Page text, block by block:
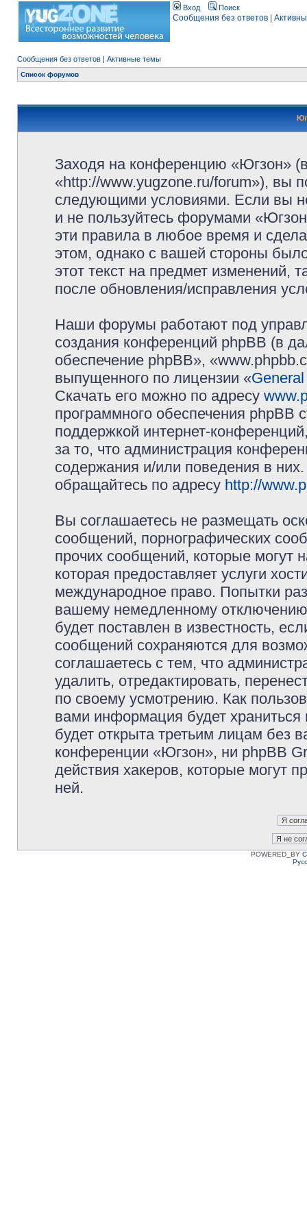
Вход Поиск
Сообщения без ответов
Сообщения без ответов | Активные темы
Список форумов
Заходя на конференцию «Югзон»
«http://www.yugzone.ru/forum»), вы
следующими условиями. Если вы
и не пользуйтесь форумами
эти правила в любое время и
этом, однако с вашей стороны
этот текст на предмет изменений,
после обновления/исправления
Наши форумы работают под
создания конференций phpBB (в
обеспечение phpBB»,
выпущенного по лицензии «
Скачать его можно по адресу
программного обеспечения phpBB
поддержкой интернет-
за то, что администрация
содержания и/или поведения в
обращайтесь по адресу http://
Вы соглашаетесь не размещать
сообщений, порнографических
прочих сообщений, которые могут
которая предоставляет услуги
международное право. Попытки
вашему немедленному
будет поставлен в известность,
сообщений сохраняются для
соглашаетесь с тем, что
удалить, отредактировать,
по своему усмотрению. Как
вами информация будет
будет открыта третьим лицам без
конференции «Югзон», ни phpBB
действия хакеров, которые могут
ней.
POWERED_BY